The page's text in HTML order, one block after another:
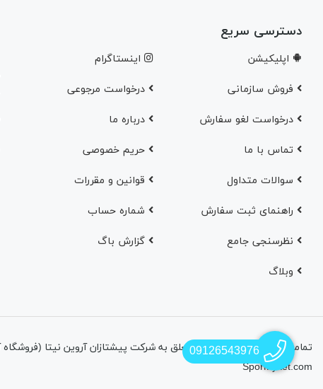
دسترسی سریع
اپلیکیشن اینستاگرام
فروش سازمانی درخواست مرجوعی
درخواست لغو سفارش در‌باره ما
تماس با ما حریم خصوصی
سوالات متداول قوانین و مقررات
راهنمای ثبت سفارش شماره حساب
نظرسنجی جامع گزارش باگ
وبلاگ
SporMyket.com
09126543976